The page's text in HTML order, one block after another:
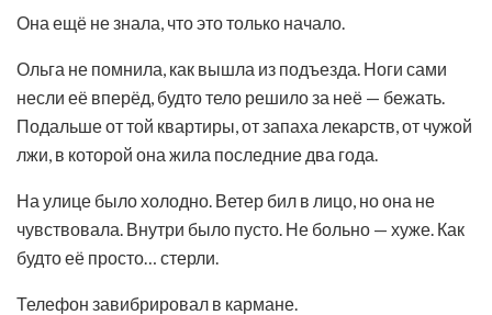
Она ещё не знала, что это только начало.
Ольга не помнила, как вышла из подъезда. Ноги сами
несли её вперёд, будто тело решило за неё — бежать.
Подальше от той квартиры, от запаха лекарств, от чужой
лжи, в которой она жила последние два года.
На улице было холодно. Ветер бил в лицо, но она не
чувствовала. Внутри было пусто. Не больно — хуже. Как
будто её просто… стерли.
Телефон завибрировал в кармане.